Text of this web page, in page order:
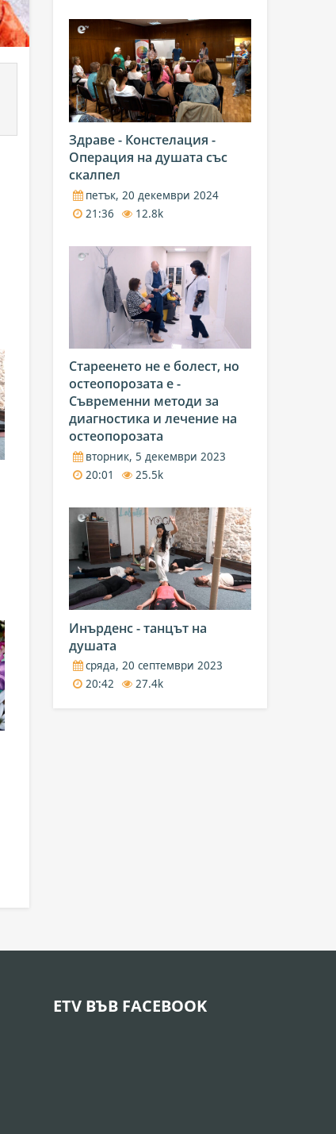
Здраве - Констелация -
Операция на душата със
скалпел
петък, 20 декември 2024
21:36
12.8k
Стареенето не е болест, но
остеопорозата е -
Съвременни методи за
диагностика и лечение на
остеопорозата
вторник, 5 декември 2023
20:01
25.5k
Инърденс - танцът на
душата
сряда, 20 септември 2023
20:42
27.4k
ETV ВЪВ FACEBOOK